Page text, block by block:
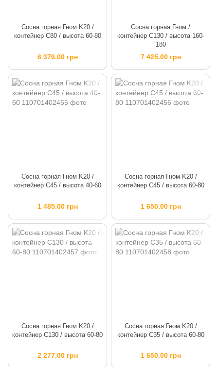
Сосна горная Гном K20 /
контейнер C80 / высота 60-80
6 376.00 грн
Сосна горная Гном /
контейнер C130 / высота 160-
180
7 425.00 грн
Сосна горная Гном K20 /
контейнер C45 / высота 40-60
1 485.00 грн
Сосна горная Гном K20 /
контейнер C45 / высота 60-80
1 650.00 грн
Сосна горная Гном K20 /
контейнер C130 / высота 60-80
2 277.00 грн
Сосна горная Гном K20 /
контейнер C35 / высота 60-80
1 650.00 грн